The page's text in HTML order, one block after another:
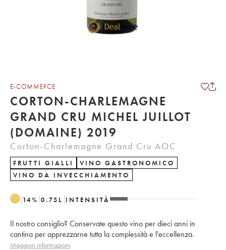
E-COMMERCE
CORTON-CHARLEMAGNE
GRAND CRU MICHEL JUILLOT
(DOMAINE) 2019
Corton-Charlemagne Grand Cru AOC
FRUTTI GIALLI
VINO GASTRONOMICO
VINO DA INVECCHIAMENTO
14% 0.75 L INTENSITÀ
Il nostro consiglio? Conservate questo vino per dieci anni in
cantina per apprezzarne tutta la complessità e l'eccellenza.
Maggiori informazioni